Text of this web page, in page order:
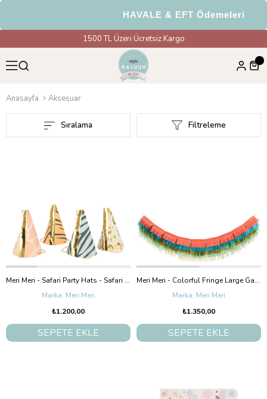
HAVALE & EFT Ödemelerinde %5 İndirim
1500 TL Üzeri Ücretsiz Kargo
Anasayfa Aksesuar
Filtreleme
Sıralama
Meri Meri - Safari Party Hats - Safari Parti Şapkaları - 8'Li
Meri Meri
₺1.200,00
SEPETE EKLE
Meri Meri - Colorful Fringe Large Garland - Renkli Saçaklı Asılan Süs
Meri Meri
₺1.350,00
SEPETE EKLE